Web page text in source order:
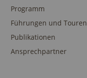
Programm
Führungen und Touren
Publikationen
Ansprechpartner